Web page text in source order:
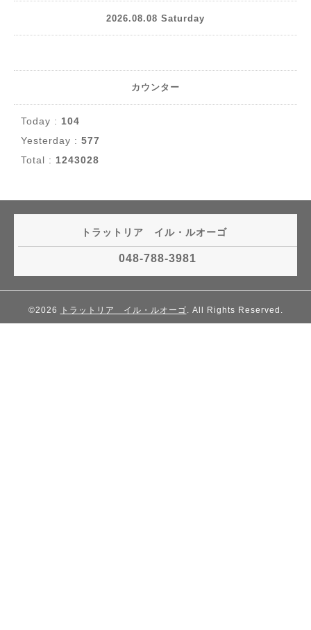
2026.08.08 Saturday
カウンター
Today : 104
Yesterday : 577
Total : 1243028
トラットリア イル・ルオーゴ
048-788-3981
©2026 トラットリア イル・ルオーゴ. All Rights Reserved.